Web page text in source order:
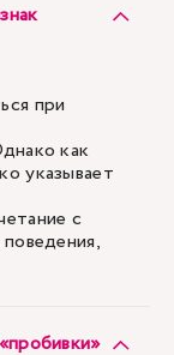
при
как
указывает
с